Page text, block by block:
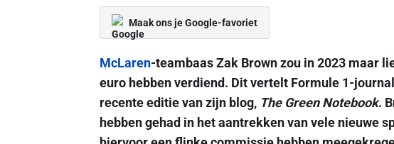
Maak ons je Google-favoriet
McLaren-teambaas Zak Brown zou in 2023 maar
euro hebben verdiend. Dit vertelt Formule 1-
recente editie van zijn blog, The Green Notebook.
hebben gehad in het aantrekken van vele nieuwe